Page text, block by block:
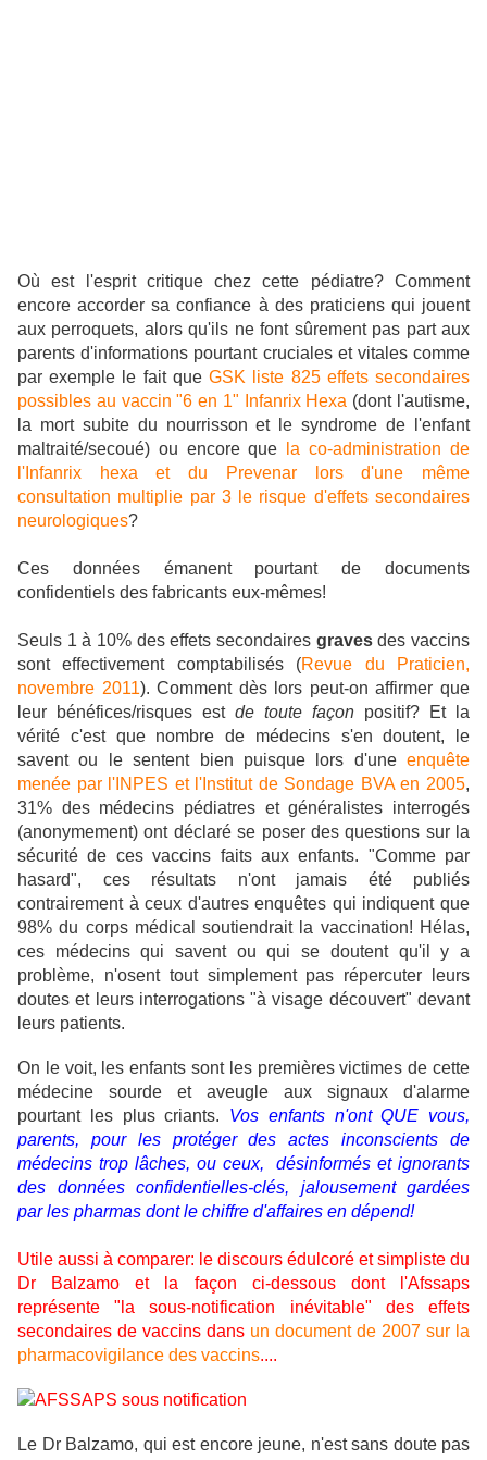
Où est l'esprit critique chez cette pédiatre? Comment
encore accorder sa confiance à des praticiens qui jouent
aux perroquets, alors qu'ils ne font sûrement pas part aux
parents d'informations pourtant cruciales et vitales comme
par exemple le fait queGSK liste 825 effets secondaires
possibles au vaccin "6 en 1" Infanrix Hexa (dont l'autisme,
la mort subite du nourrisson et le syndrome de l'enfant
maltraité/secoué) ou encore que
la co-administration de
l'Infanrix hexa et du Prevenar lors d'une même
consultation multiplie par 3 le risque d'effets secondaires
neurologiques?
Ces données émanent pourtant de documents
confidentiels des fabricants eux-mêmes!
Seuls 1 à 10% des effets secondaires gravesdes vaccins
sont effectivement comptabilisés (Revue du Praticien,
novembre 2011). Comment dès lors peut-on affirmer que
leur bénéfices/risques est de toute façon positif? Et la
vérité c'est que nombre de médecins s'en doutent, le
savent ou le sentent bien puisque lors d'une enquête
menée par l'INPES et l'Institut de Sondage BVA en 2005,
31% des médecins pédiatres et généralistes interrogés
(anonymement) ont déclaré se poser des questions sur la
sécurité de ces vaccins faits aux enfants. "Comme par
hasard", ces résultats n'ont jamais été publiés
contrairement à ceux d'autres enquêtes qui indiquent que
98% du corps médical soutiendrait la vaccination! Hélas,
ces médecins qui savent ou qui se doutent qu'il y a
problème, n'osent tout simplement pas répercuter leurs
doutes et leurs interrogations "à visage découvert" devant
leurs patients.
On le voit, les enfants sont les premières victimes de cette
médecine sourde et aveugle aux signaux d'alarme
pourtant les plus criants. Vos enfants n'ont QUE vous,
parents, pour les protéger des actes inconscients de
médecins trop lâches, ou ceux, désinformés et ignorants
des données confidentielles-clés, jalousement gardées
par les pharmas dont le chiffre d'affaires en dépend!
Utile aussi à comparer: le discours édulcoré et simpliste du
Dr Balzamo et la façon ci-dessous dont l'Afssaps
représente "la sous-notification inévitable" des effets
secondaires de vaccins dans un document de 2007 sur la
pharmacovigilance des vaccins....
Le Dr Balzamo, qui est encore jeune, n'est sans doute pas